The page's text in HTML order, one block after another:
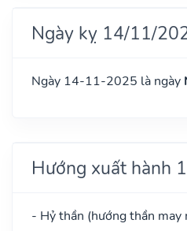
Ngày kỵ 14/11/
Ngày 14-11-2025 là ngày
Hướng xuất hành
- Hỷ thần (hướng thần may